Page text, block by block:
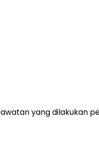
yang dilakukan